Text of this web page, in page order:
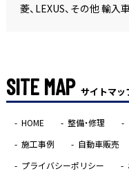
菱、LEXUS、その他 輸
SITE MAP サイトマッ
HOME 整備・修理
施工事例
自動車販売
プライバシーポリシー